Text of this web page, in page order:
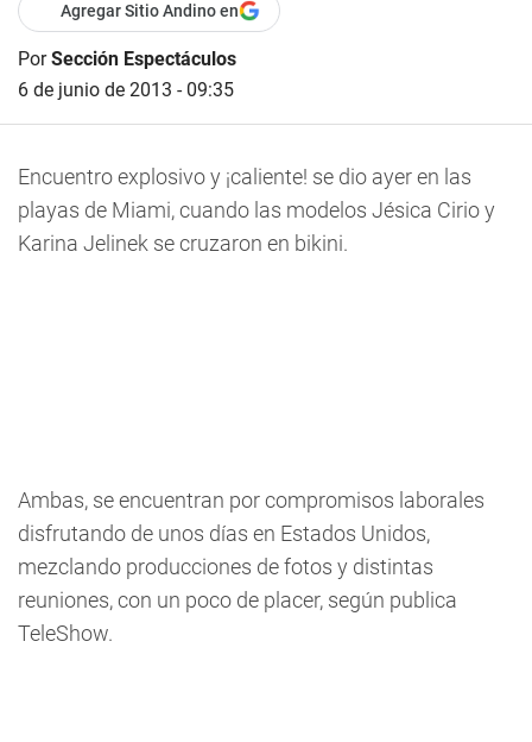
Agregar Sitio Andino en
PorSección Espectáculos
6 de junio de 2013 - 09:35
Encuentro explosivo y ¡caliente! se dio ayer en las
playas de Miami, cuando las modelos Jésica Cirio y
Karina Jelinek se cruzaron en bikini.
Ambas, se encuentran por compromisos laborales
disfrutando de unos días en Estados Unidos,
mezclando producciones de fotos y distintas
reuniones, con un poco de placer, según publica
TeleShow.